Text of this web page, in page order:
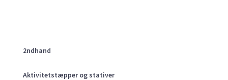
2ndhand
Aktivitetstæpper og stativer